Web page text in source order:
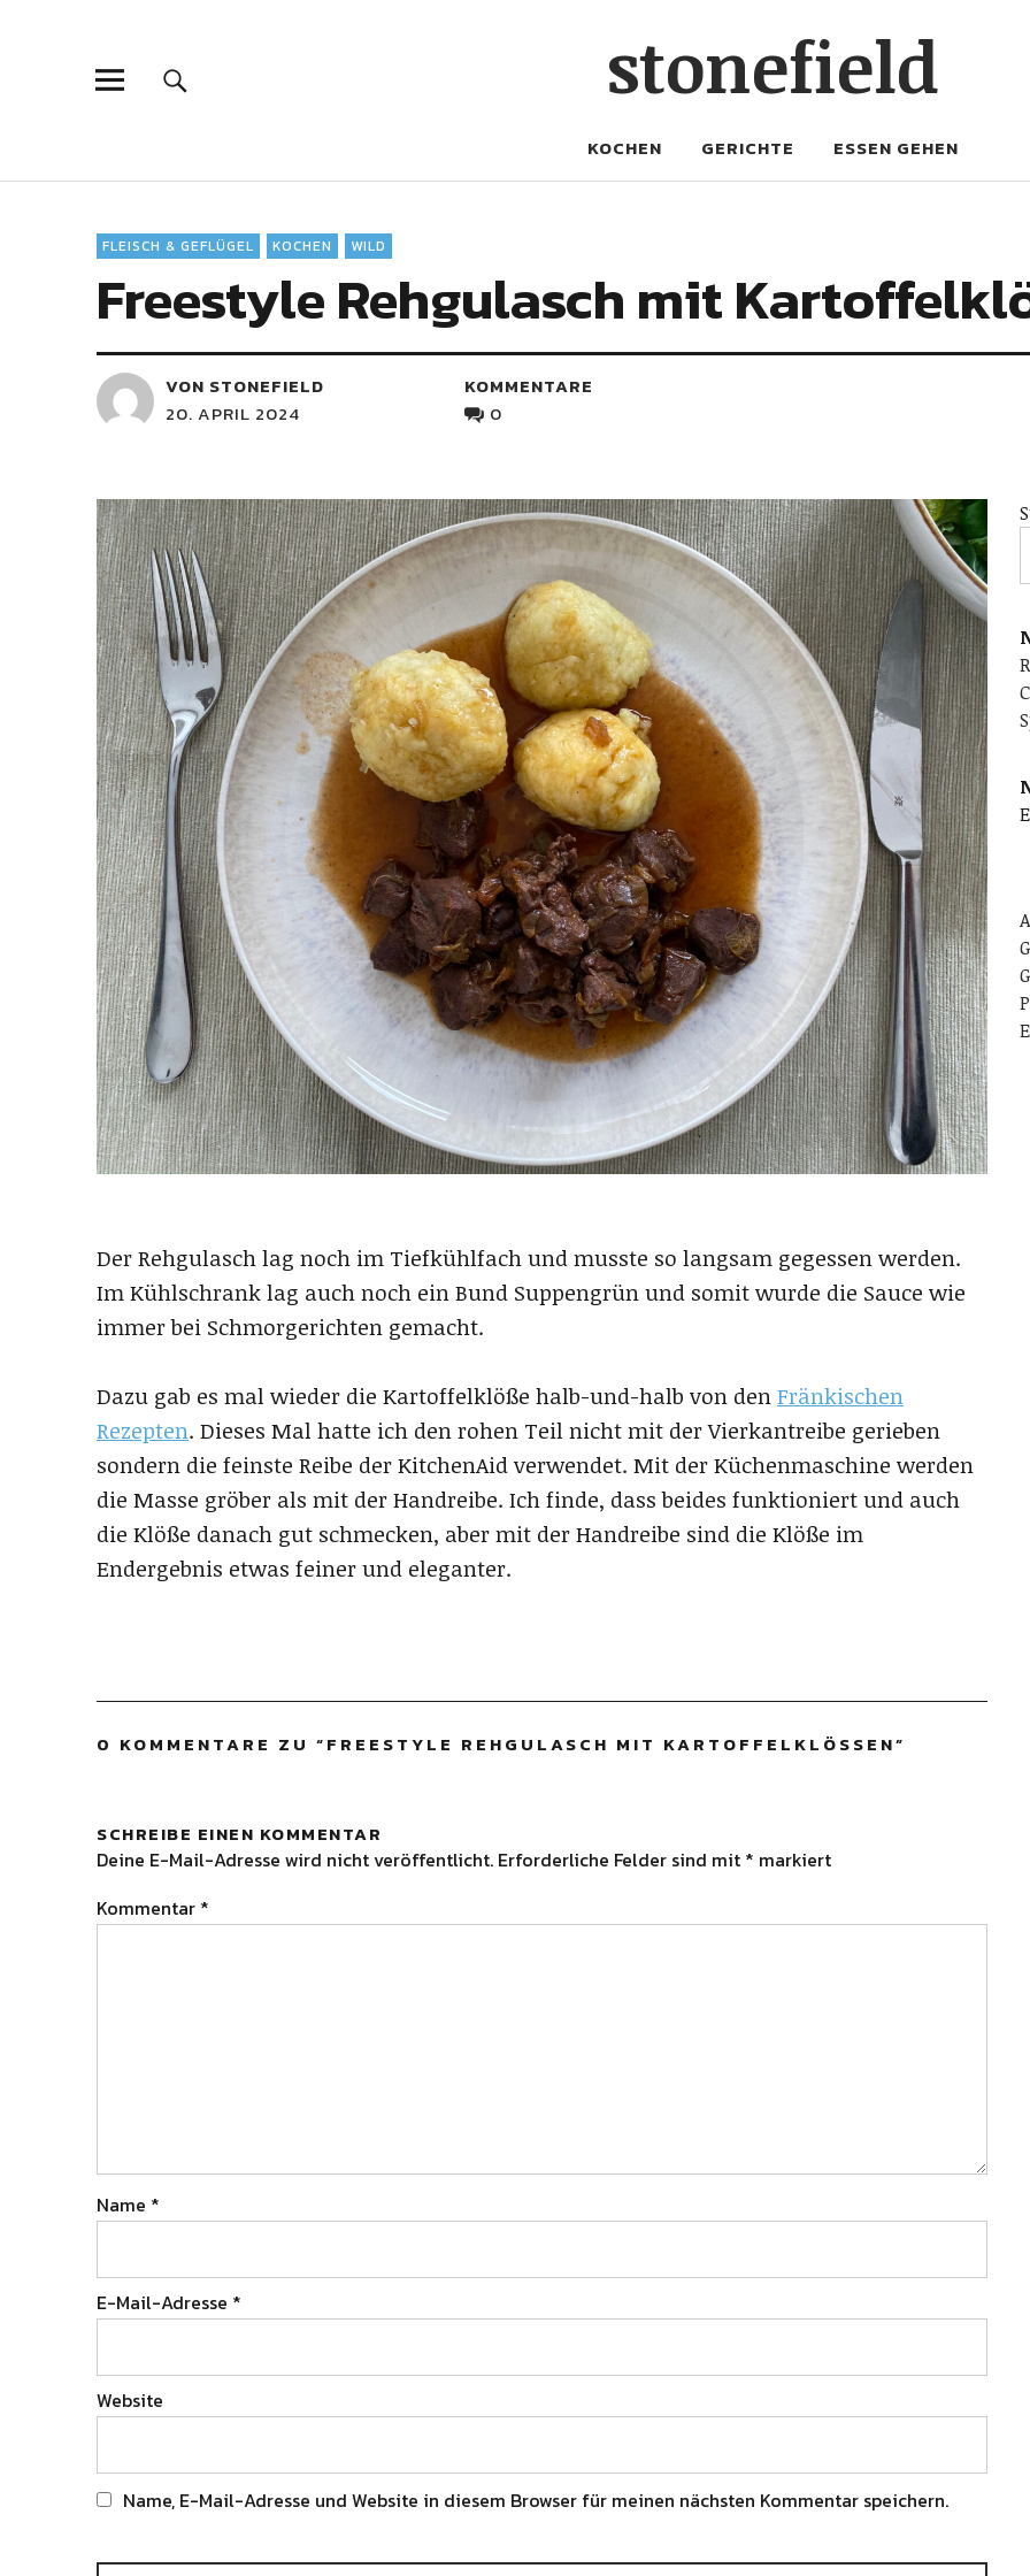
stonefield
KOCHEN GERICHTE ESSEN GEHEN
FLEISCH & GEFLÜGEL KOCHEN WILD
Freestyle Rehgulasch mit
VON STONEFIELD
20. APRIL 2024
KOMMENTARE
0
Der Rehgulasch lag noch im Tiefkühlfach und musste so langsam gegessen werden.
Im Kühlschrank lag auch noch ein Bund Suppengrün und somit wurde die Sauce wie
immer bei Schmorgerichten gemacht.
Dazu gab es mal wieder die Kartoffelklöße halb-und-halb von denFränkischen
Rezepten. Dieses Mal hatte ich den rohen Teil nicht mit der Vierkantreibe gerieben
sondern die feinste Reibe der KitchenAid verwendet. Mit der Küchenmaschine werden
die Masse gröber als mit der Handreibe. Ich finde, dass beides funktioniert und auch
die Klöße danach gut schmecken, aber mit der Handreibe sind die Klöße im
Endergebnis etwas feiner und eleganter.
0 KOMMENTARE ZU “FREESTYLE REHGULASCH MIT KARTOFFELKLÖSSEN ”
SCHREIBE EINEN KOMMENTAR
Deine E-Mail-Adresse wird nicht veröffentlicht. Erforderliche Felder sind mit * markiert
Kommentar *
Name *
E-Mail-Adresse *
Website
Name, E-Mail-Adresse und Website in diesem Browser für meinen nächsten Kommentar speichern.